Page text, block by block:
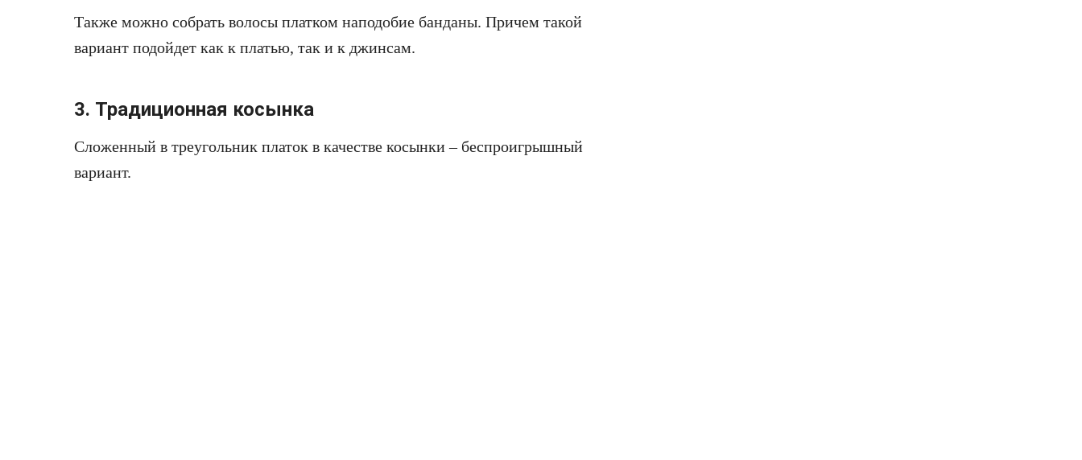
Также можно собрать волосы платком наподобие банданы. Причем такой
вариант подойдет как к платью, так и к джинсам.
3. Традиционная косынка
Сложенный в треугольник платок в качестве косынки – беспроигрышный
вариант.